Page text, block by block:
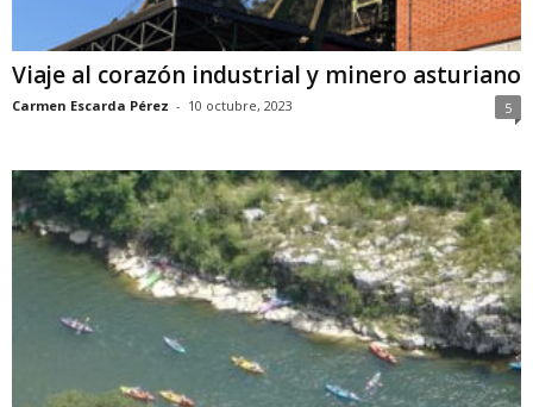
Viaje al corazón industrial y minero asturiano
Carmen Escarda Pérez - 10 octubre, 2023 5